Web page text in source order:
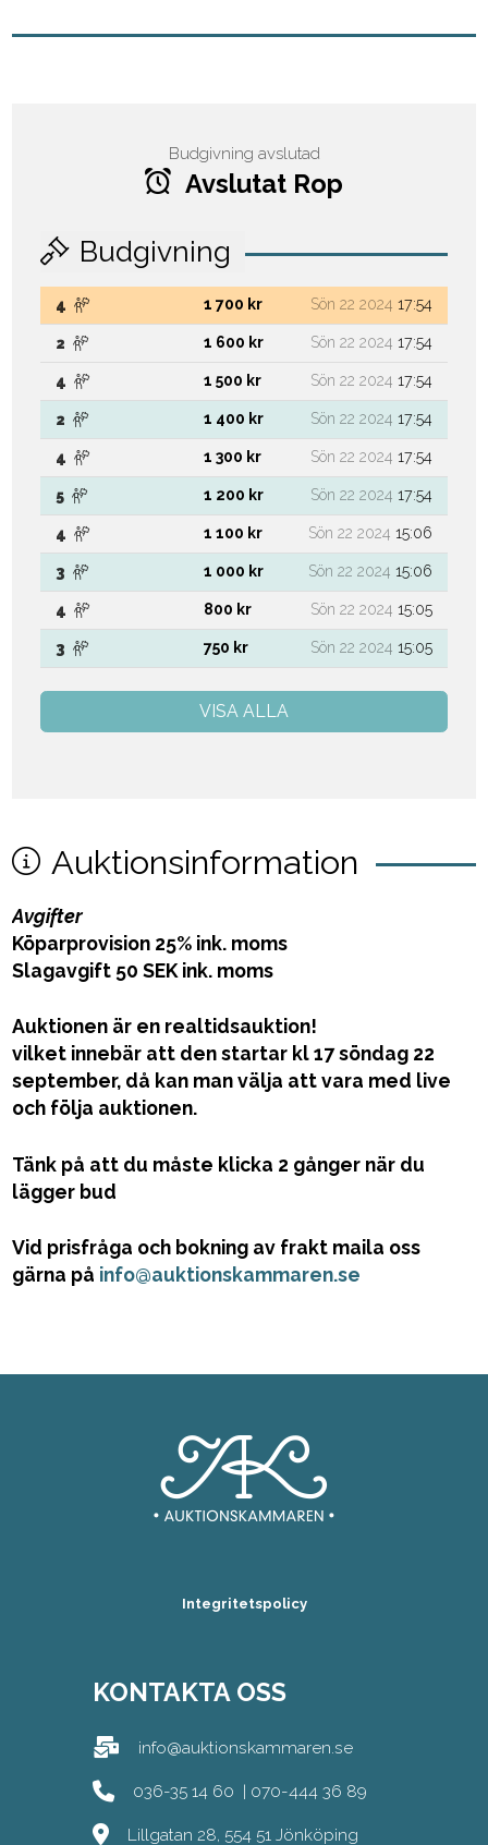
Budgivning avslutad
Avslutat Rop
Budgivning
4 1 700 kr Sön 22 2024 17:54
2 1 600 kr Sön 22 2024 17:54
4 1 500 kr Sön 22 2024 17:54
2 1 400 kr Sön 22 2024 17:54
4 1 300 kr Sön 22 2024 17:54
5 1 200 kr Sön 22 2024 17:54
4 1 100 kr Sön 22 2024 15:06
3 1 000 kr Sön 22 2024 15:06
4 800 kr Sön 22 2024 15:05
3 750 kr Sön 22 2024 15:05
VISA ALLA
Auktionsinformation
Avgifter
Köparprovision 25% ink. moms
Slagavgift 50 SEK ink. moms
Auktionen är en realtidsauktion!
vilket innebär att den startar kl 17 söndag 22
september, då kan man välja att vara med live
och följa auktionen.
Tänk på att du måste klicka 2 gånger när du
lägger bud
Vid prisfråga och bokning av frakt maila oss
gärna på info@auktionskammaren.se
Integritetspolicy
KONTAKTA OSS
info@auktionskammaren.se
036-35 14 60 | 070-444 36 89
Lillgatan 28, 554 51 Jönköping